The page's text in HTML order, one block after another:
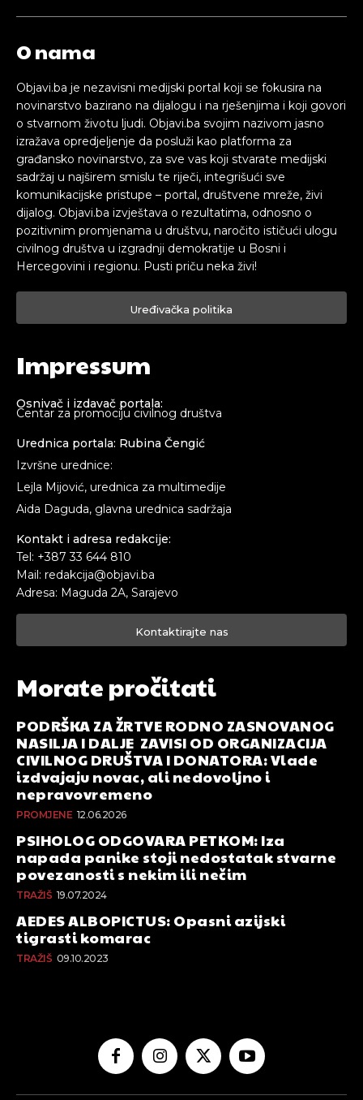
O nama
Objavi.ba je nezavisni medijski portal koji se fokusira na
novinarstvo bazirano na dijalogu i na rješenjima i koji govori
o stvarnom životu ljudi. Objavi.ba svojim nazivom jasno
izražava opredjeljenje da posluži kao platforma za
građansko novinarstvo, za sve vas koji stvarate medijski
sadržaj u najširem smislu te riječi, integrišući sve
komunikacijske pristupe – portal, društvene mreže, živi
dijalog. Objavi.ba izvještava o rezultatima, odnosno o
pozitivnim promjenama u društvu, naročito ističući ulogu
civilnog društva u izgradnji demokratije u Bosni i
Hercegovini i regionu. Pusti priču neka živi!
Uređivačka politika
Impressum
Osnivač i izdavač portala:
Centar za promociju civilnog društva
Urednica portala: Rubina Čengić
Izvršne urednice:
Lejla Mijović, urednica za multimedije
Aida Daguda, glavna urednica sadržaja
Kontakt i adresa redakcije:
Tel: +387 33 644 810
Mail: redakcija@objavi.ba
Adresa: Maguda 2A, Sarajevo
Kontaktirajte nas
Morate pročitati
PODRŠKA ZA ŽRTVE RODNO ZASNOVANOG
NASILJA I DALJE ZAVISI OD ORGANIZACIJA
CIVILNOG DRUŠTVA I DONATORA: Vlade
izdvajaju novac, ali nedovoljno i
nepravovremeno
PROMJENE 12.06.2026
PSIHOLOG ODGOVARA PETKOM: Iza
napada panike stoji nedostatak stvarne
povezanosti s nekim ili nečim
TRAŽIŠ 19.07.2024
AEDES ALBOPICTUS: Opasni azijski
tigrasti komarac
TRAŽIŠ 09.10.2023